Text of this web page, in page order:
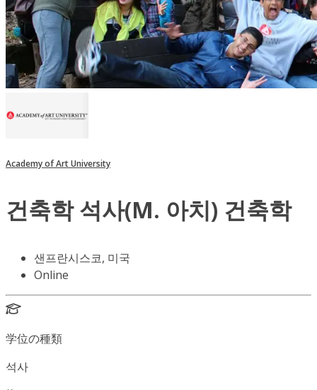
Academy of Art University
건축학 석사(M. 아치) 건축학
샌프란시스코, 미국
Online
学位の種類
석사